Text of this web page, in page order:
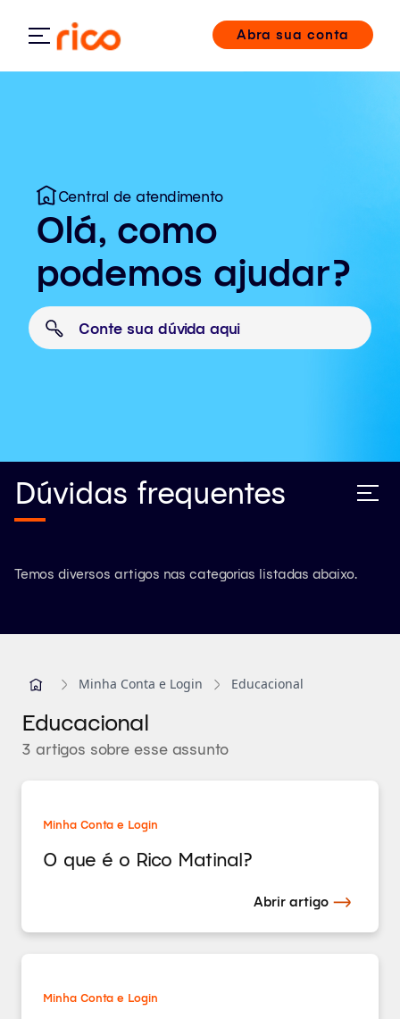
Abra sua conta
Central de atendimento
Olá, como
podemos ajudar?
Dúvidas frequentes
Temos diversos artigos nas categorias listadas abaixo.
Minha Conta e Login Educacional
Educacional
3 artigos sobre esse assunto
Minha Conta e Login
O que é o Rico Matinal?
Abrir artigo
Minha Conta e Login